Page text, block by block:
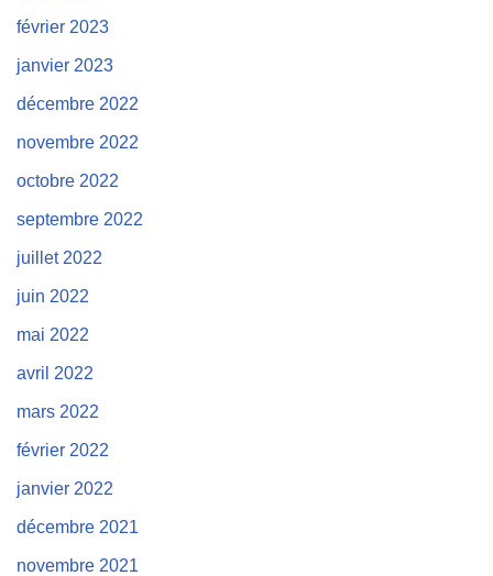
février 2023
janvier 2023
décembre 2022
novembre 2022
octobre 2022
septembre 2022
juillet 2022
juin 2022
mai 2022
avril 2022
mars 2022
février 2022
janvier 2022
décembre 2021
novembre 2021